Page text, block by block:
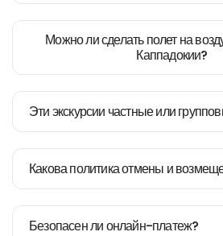
Можно ли сделать полет на
Каппадокии?
Эти экскурсии частные или
Какова политика отмены и
Безопасен ли онлайн-платеж?